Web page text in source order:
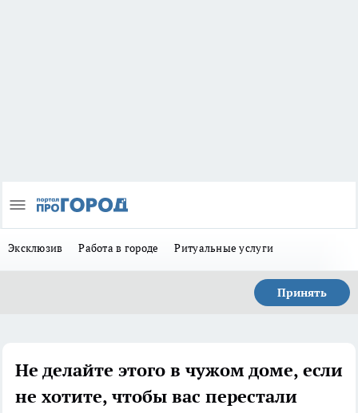
Эксклюзив Работа в городе Ритуальные услуги
Принять
Не делайте этого в чужом доме, если
не хотите, чтобы вас перестали